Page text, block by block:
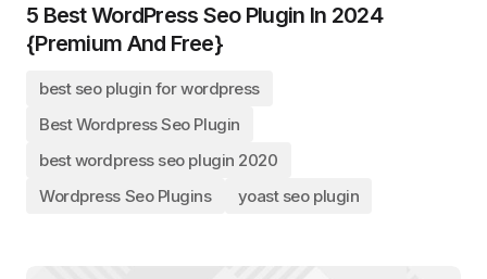
5 Best WordPress Seo Plugin In 2024
{Premium And Free}
best seo plugin for wordpress
Best Wordpress Seo Plugin
best wordpress seo plugin 2020
Wordpress Seo Plugins
yoast seo plugin